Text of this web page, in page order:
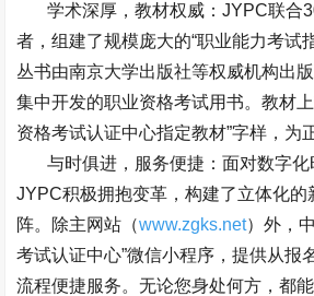
学术深厚，教材权威：JYPC联合
者，组建了规模庞大的“职业能力考试
丛书由南京大学出版社等权威机构出
集中开发的职业资格考试用书。教材
资格考试认证中心指定教材”字样，为
与时俱进，服务便捷：面对数字化
JYPC积极拥抱变革，构建了立体化的
阵。除主网站（www.zgks.net）外，
考试认证中心”微信小程序，提供从报
流程便捷服务。无论您身处何方，都